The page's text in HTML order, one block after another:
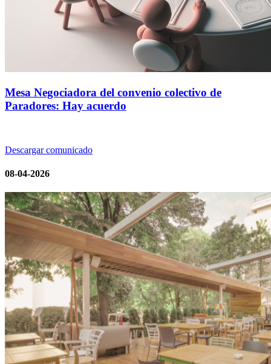
Mesa Negociadora del convenio colectivo de
Paradores: Hay acuerdo
Descargar comunicado
08-04-2026